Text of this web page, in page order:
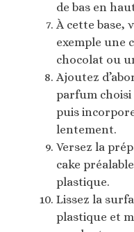
de bas en
À cette base,
exemple une
chocolat ou
Ajoutez
parfum
puis
lentement.
Versez la
cake
plastique.
Lissez la
plastique et